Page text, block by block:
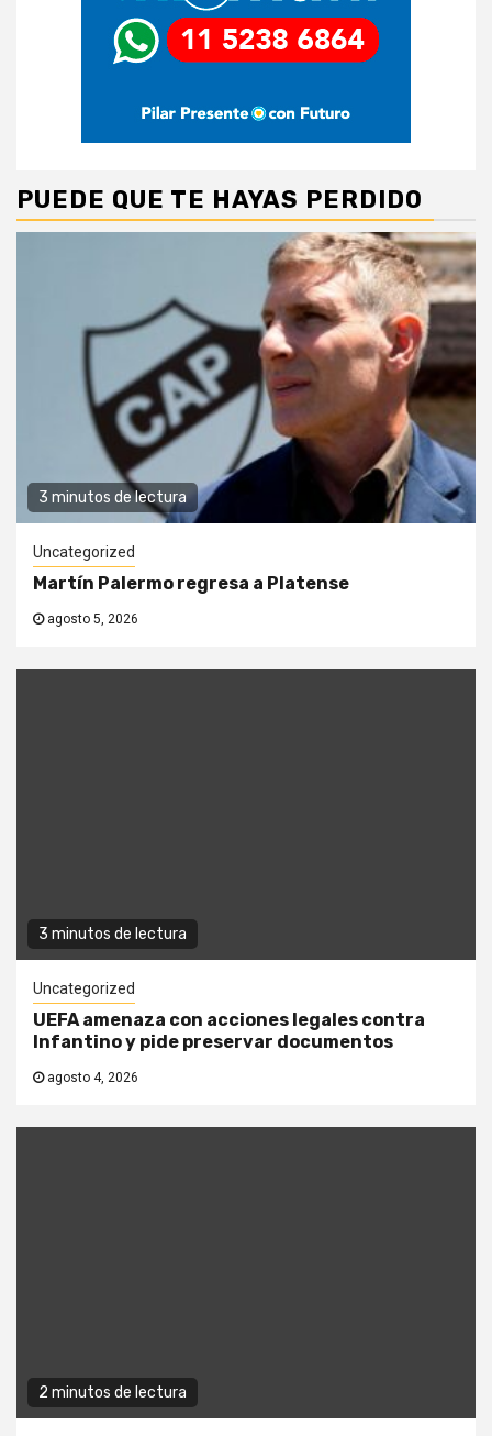
PUEDE QUE TE HAYAS PERDIDO
3 minutos de lectura
Uncategorized
Martín Palermo regresa a Platense
agosto 5, 2026
3 minutos de lectura
Uncategorized
UEFA amenaza con acciones legales contra
Infantino y pide preservar documentos
agosto 4, 2026
2 minutos de lectura